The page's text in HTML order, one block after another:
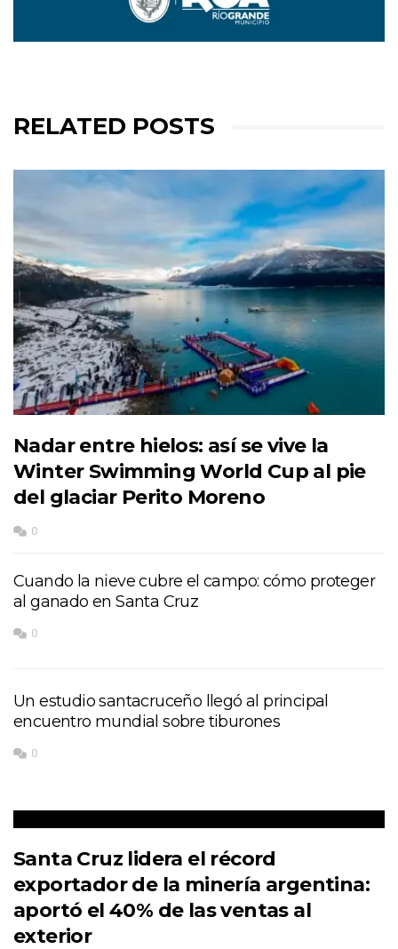
RELATED POSTS
Nadar entre hielos: así se vive la
Winter Swimming World Cup al pie
del glaciar Perito Moreno
0
Cuando la nieve cubre el campo: cómo proteger
al ganado en Santa Cruz
0
Un estudio santacruceño llegó al principal
encuentro mundial sobre tiburones
0
Santa Cruz lidera el récord
exportador de la minería argentina:
aportó el 40% de las ventas al
exterior